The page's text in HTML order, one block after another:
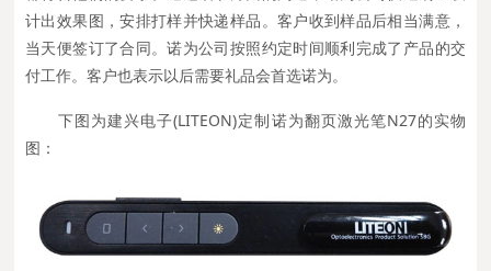
计出效果图，安排打样并快递样品。客户收到样品后相当满意，
当天便签订了合同。诺为公司按照约定时间顺利完成了产品的交
付工作。客户也表示以后需要礼品会首选诺为。
下图为建兴电子(LITEON)定制诺为翻页激光笔N27的实物
图：